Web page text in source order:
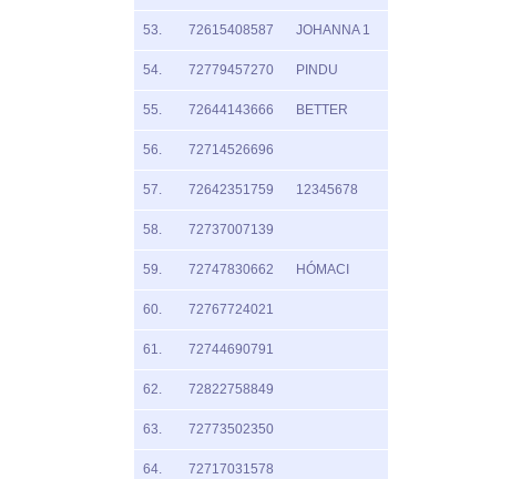
53. 72615408587 JOHANNA 1
54. 72779457270 PINDU
55. 72644143666 BETTER
56. 72714526696
57. 72642351759 12345678
58. 72737007139
59. 72747830662 HÓMACI
60. 72767724021
61. 72744690791
62. 72822758849
63. 72773502350
64. 72717031578